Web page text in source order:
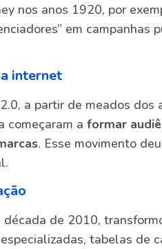
nos anos 1920, por
em campanhas
internet
a partir de meados dos
começaram a formar
. Esse movimento
de 2010,
tabelas de